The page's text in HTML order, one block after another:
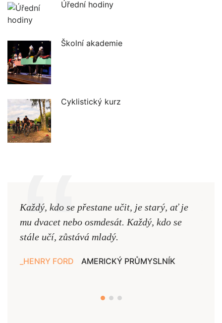
Úřední hodiny
Školní akademie
Cyklistický kurz
Každý, kdo se přestane učit, je starý, ať je
mu dvacet nebo osmdesát. Každý, kdo se
stále učí, zůstává mladý.
HENRY FORD AMERICKÝ PRŮMYSLNÍK